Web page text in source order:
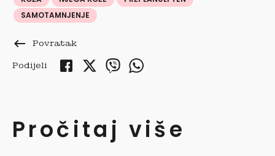
SAMOTAMNJENJE
keyboard_backspace Povratak
Podijeli
Pročitaj više